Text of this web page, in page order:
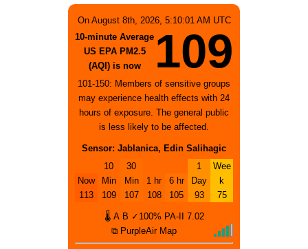
On August 8th, 2026, 5:10:01 AM UTC
10-minute Average
US EPA PM2.5
(AQI) is now
109
101-150: Members of sensitive groups
may experience health effects with 24
hours of exposure. The general public
is less likely to be affected.
Sensor: Jablanica, Edin Salihagic
Now
113
10
Min
109
30
Min
107
1 hr
108
6 hr
105
1
Day
93
Wee
k
75
🌡 A B ✓100% PA-II 7.02
⧉ PurpleAir Map